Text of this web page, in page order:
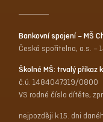
Bankovní spojení – MŠ
Česká spořitelna, a.s.
Školné MŠ: trvalý příkaz
č.ú. 1484047319/0800
VS rodné číslo dítěte,
nejpozději k 15. dni